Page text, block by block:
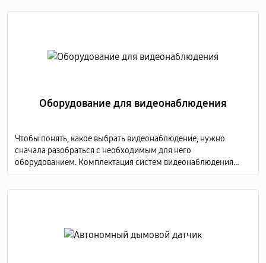
Оборудование для видеонаблюдения
Чтобы понять, какое выбрать видеонаблюдение, нужно
сначала разобраться с необходимым для него
оборудованием. Комплектация систем видеонаблюдения
включает в себя несколько обязательных элементов: